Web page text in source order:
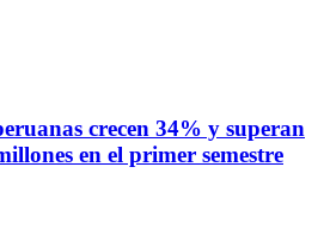
crecen 34% y superan
en el primer semestre